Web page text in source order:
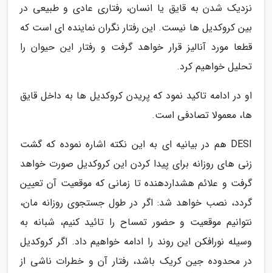
نزدیک شدن به قایق یا انسان، رفتاری عادی و طبیعی در
بین کروکدیل ها نیست. این رفتار نگران نماینده ای است که
قطعا مورد آنالیز قرار خواهد گرفت و رفتار این حیوان را
تحلیل خواهیم کرد.
او در ادامه تاکید نمود که پریدن کروکدیل ها به داخل قایق
ها، معمولا تصادفی است.
DESI هم در بیانیه ای به این نکته اشاره نموده که گشت
زنی های روزانه برای پیدا کردن این کروکدیل صورت خواهد
گرفت و علائم هشداردهنده تا زمانی که موقعیت آن تعیین
گردد، نصب خواهد شد: اگر در طول جستجوی روزانه مان،
نتوانیم موقعیت و حضور تمساح را تائید کنیم، شبانه به
وسیله نورافکن این روند را ادامه خواهیم داد. اگر کروکدیل
در محدوده جین کریک باشد، رفتار آن و خطرات ناشی از